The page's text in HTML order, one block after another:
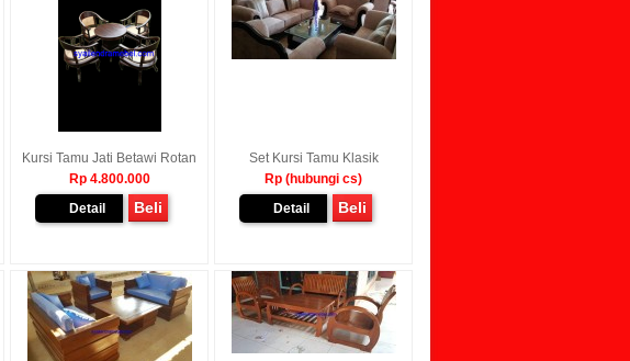
Kursi Tamu Jati Betawi Rotan
Rp 4.800.000
Detail
Beli
Set Kursi Tamu Klasik
Rp (hubungi cs)
Detail
Beli